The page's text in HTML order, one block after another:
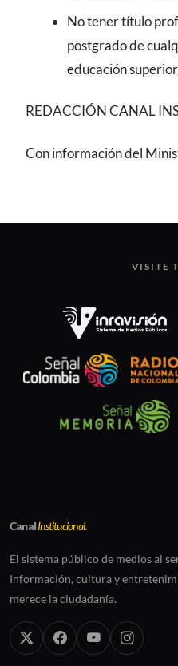
No tener título
postgrado de
educación
REDACCIÓN CANAL
Con información del
VISITE
CanalInstitucional.
El sistema público de medios al
Información, cultura y
merece la ciudadanía.